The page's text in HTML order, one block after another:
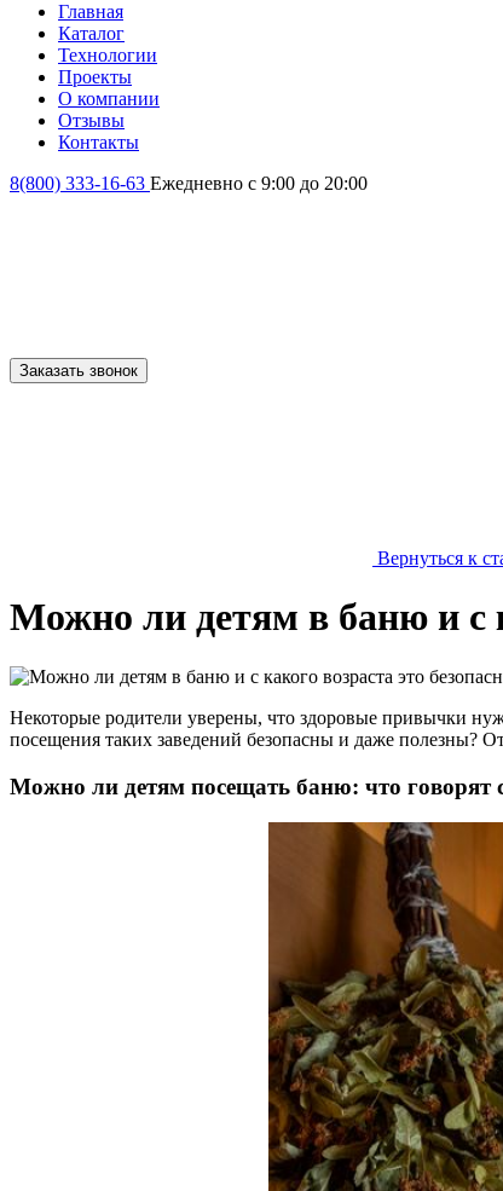
Главная
Каталог
Технологии
Проекты
О компании
Отзывы
Контакты
8(800) 333-16-63 Ежедневно с 9:00 до 20:00
Заказать звонок
Вернуться к
Можно ли детям в баню и с
Некоторые родители уверены, что здоровые привычки
посещения таких заведений безопасны и даже полезны?
Можно ли детям посещать баню: что говорят